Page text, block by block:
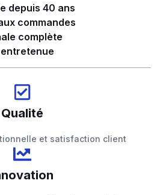
depuis 40 ans
commandes
complète
Qualité
et satisfaction client